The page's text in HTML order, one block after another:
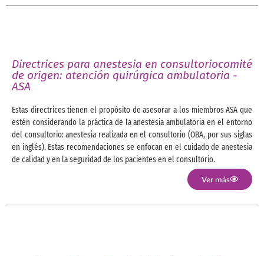
Directrices para anestesia en consultoriocomité
de origen: atención quirúrgica ambulatoria -
ASA
Estas directrices tienen el propósito de asesorar a los miembros ASA que
estén considerando la práctica de la anestesia ambulatoria en el entorno
del consultorio: anestesia realizada en el consultorio (OBA, por sus siglas
en inglés). Estas recomendaciones se enfocan en el cuidado de anestesia
de calidad y en la seguridad de los pacientes en el consultorio.
Ver más